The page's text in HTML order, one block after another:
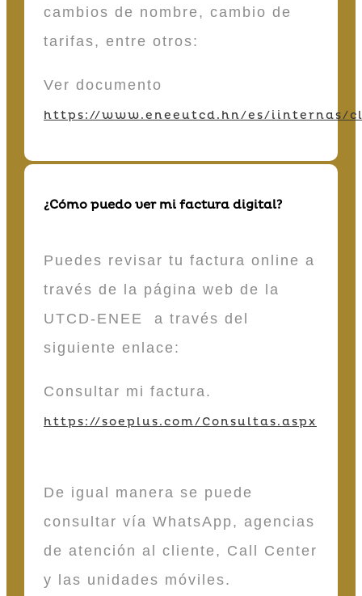
cambios de nombre, cambio de
tarifas, entre otros:
Ver documento
https://www.eneeutcd.hn/es/iinternas/
¿Cómo puedo ver mi factura digital?
Puedes revisar tu factura online a
través de la página web de la
UTCD-ENEE a través del
siguiente enlace:
Consultar mi factura.
https://soeplus.com/Consultas.aspx
De igual manera se puede
consultar vía WhatsApp, agencias
de atención al cliente, Call Center
y las unidades móviles.